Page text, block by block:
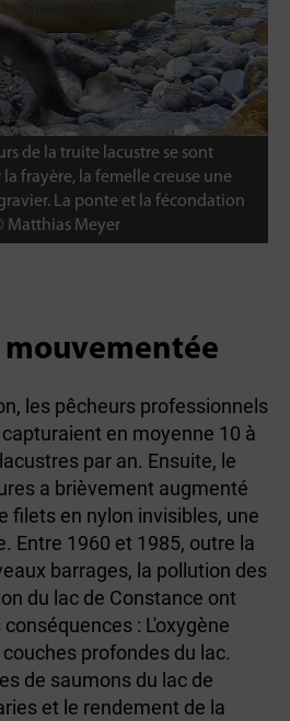
métamorphes. Elles sont
de leur corps grâce à des
Chez les mâles, la
pour former un "hameçon
les pêcheurs professionnels
en moyenne 10 à
par an. Ensuite, le
a brièvement augmenté
filets en nylon invisibles, une
Entre 1960 et 1985, outre la
barrages, la pollution des
du lac de Constance ont
: L'oxygène
profondes du lac.
de saumons du lac de
et le rendement de la